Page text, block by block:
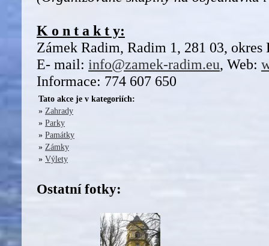
K o n t a k t y:
Zámek Radim, Radim 1, 281 03,
E- mail: info@zamek-radim.eu, Web:
Informace: 774 607 650
Tato akce je v kategoriích:
» Zahrady
» Parky
» Památky
» Zámky
» Výlety
Ostatní fotky: